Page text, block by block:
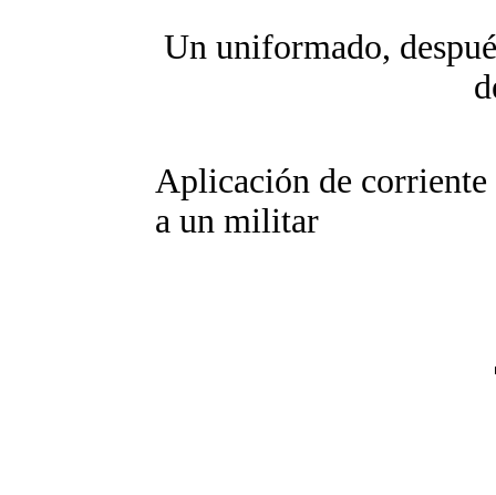
Un uniformado,
Aplicación de corriente
a un militar